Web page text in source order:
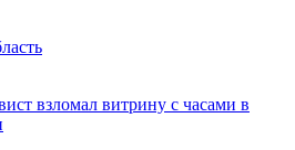
взломал витрину с часами в